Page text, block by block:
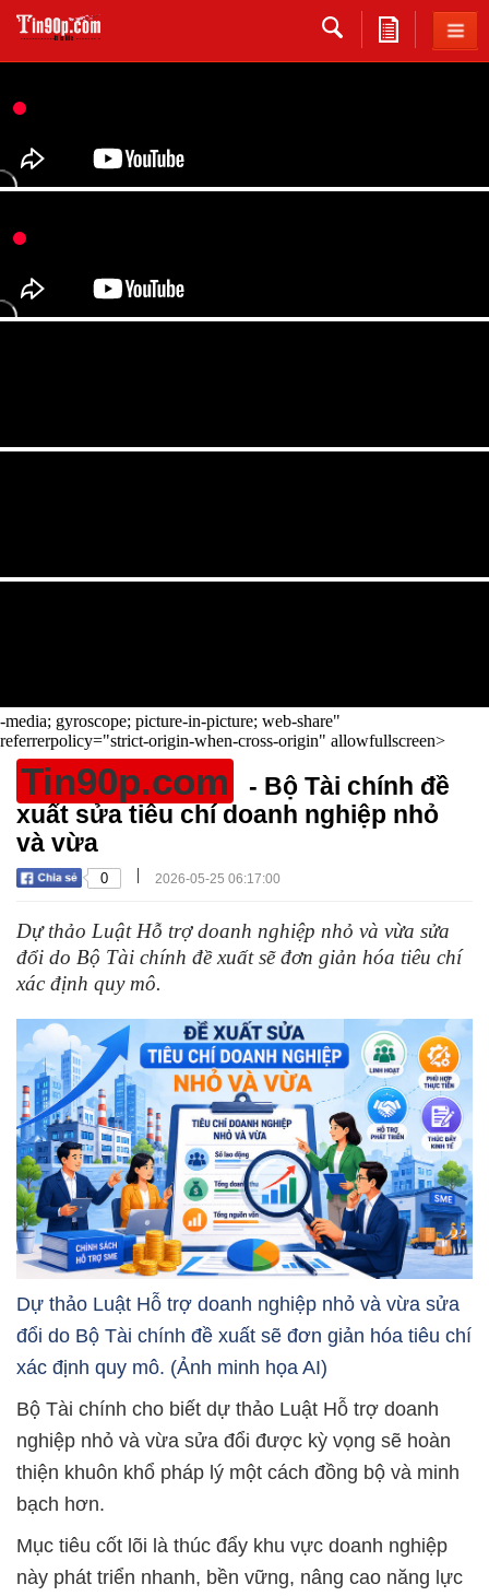
-media; gyroscope; picture-in-picture; web-share"
referrerpolicy="strict-origin-when-cross-origin" allowfullscreen>
Tin90p.com
- Bộ Tài chính đề
xuất sửa tiêu chí doanh nghiệp nhỏ
và vừa
0 | 2026-05-25 06:17:00
Dự thảo Luật Hỗ trợ doanh nghiệp nhỏ và vừa sửa
đổi do Bộ Tài chính đề xuất sẽ đơn giản hóa tiêu chí
xác định quy mô.
Dự thảo Luật Hỗ trợ doanh nghiệp nhỏ và vừa sửa
đổi do Bộ Tài chính đề xuất sẽ đơn giản hóa tiêu chí
xác định quy mô. (Ảnh minh họa AI)
Bộ Tài chính cho biết dự thảo Luật Hỗ trợ doanh
nghiệp nhỏ và vừa sửa đổi được kỳ vọng sẽ hoàn
thiện khuôn khổ pháp lý một cách đồng bộ và minh
bạch hơn.
Mục tiêu cốt lõi là thúc đẩy khu vực doanh nghiệp
này phát triển nhanh, bền vững, nâng cao năng lực